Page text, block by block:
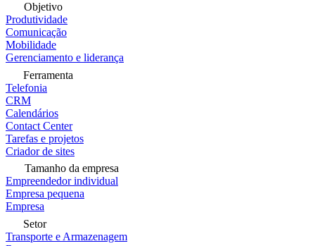
Objetivo
Produtividade
Comunicação
Mobilidade
Gerenciamento e liderança
Ferramenta
Telefonia
CRM
Calendários
Contact Center
Tarefas e projetos
Criador de sites
Tamanho da empresa
Empreendedor individual
Empresa pequena
Empresa
Setor
Transporte e Armazenagem